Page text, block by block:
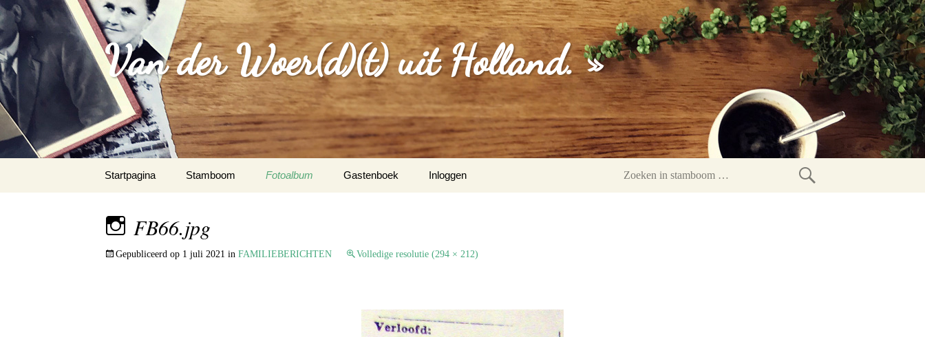
Van der Woer(d)(t) uit Holland. »
naar
Startpagina Stamboom Fotoalbum Gastenboek
Inloggen
Zoeken
FB66.jpg
Gepubliceerd op 1 juli 2021 in FAMILIEBERICHTEN Volledige resolutie (294 × 212)